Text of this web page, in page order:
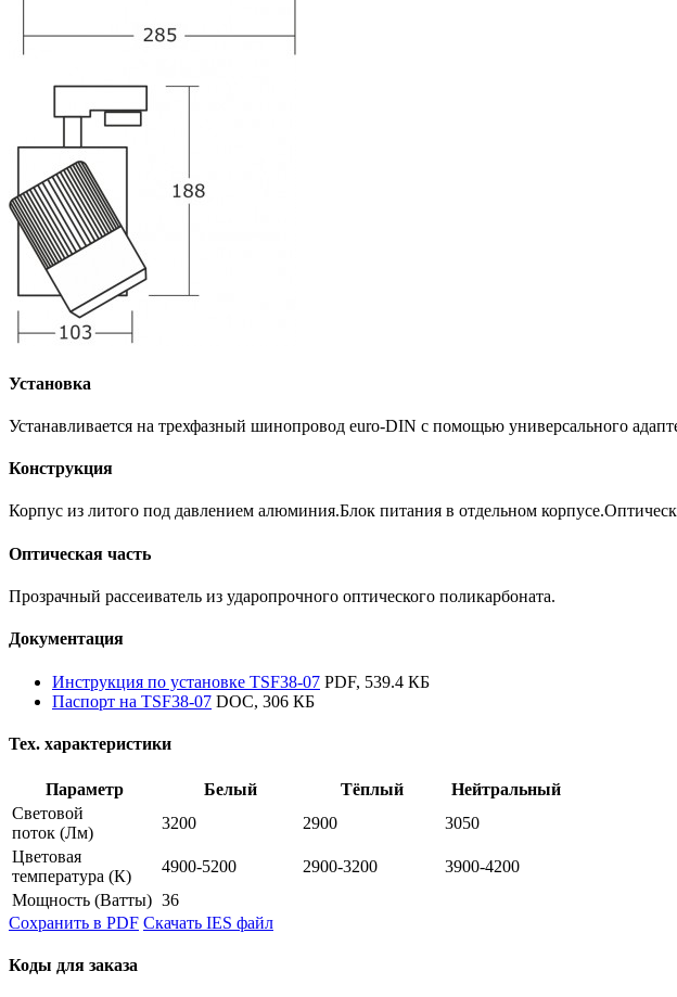
Установка
Устанавливается на трехфазный шинопровод euro-DIN с помощью универсального
Конструкция
Корпус из литого под давлением алюминия.Блок питания в отдельном
Оптическая часть
Прозрачный рассеиватель из ударопрочного оптического поликарбоната.
Документация
Инструкция по установке TSF38-07 PDF, 539.4 КБ
Паспорт на TSF38-07 DOC, 306 КБ
Тех. характеристики
Параметр Белый Тёплый
Нейтральный
Световой
поток (Лм)
3200 2900
3050
Цветовая
температура (К)
4900-5200 2900-3200
3900-4200
Мощность (Ватты) 36
Сохранить в PDF Скачать IES файл
Коды для заказа